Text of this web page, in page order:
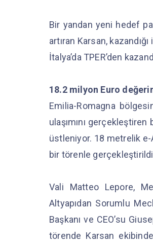
Bir yandan yeni hedef
artıran Karsan,
İtalya’da TPER’den
18.2 milyon Euro
Emilia-Romagna
ulaşımını
üstleniyor. 18 metrelik e-
bir törenle
Vali Matteo Lepore,
Altyapıdan Sorumlu
Başkanı ve CEO’su
törende Karsan